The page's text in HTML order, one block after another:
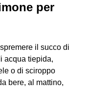
per
il succo di
acqua tiepida,
o di sciroppo
bere, al mattino,